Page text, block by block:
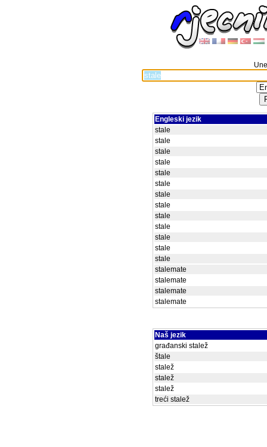
Engleski jezik
stale
stale
stale
stale
stale
stale
stale
stale
stale
stale
stale
stale
stale
stalemate
stalemate
stalemate
stalemate
Naš jezik
građanski stalež
štale
stalež
stalež
stalež
treći stalež